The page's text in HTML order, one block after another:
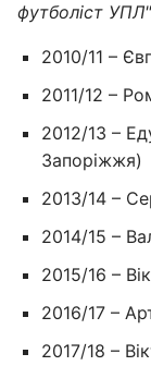
футболіст
2010/11 –
2011/12 –
2012/13 –
Запоріжжя)
2013/14 –
2014/15 –
2015/16 –
2016/17 –
2017/18 –